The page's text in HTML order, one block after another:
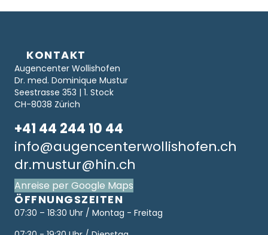
KONTAKT
Augencenter Wollishofen
Dr. med. Dominique Mustur
Seestrasse 353 | 1. Stock
CH-8038 Zürich
+41 44 244 10 44
info@augencenterwollishofen.ch
dr.mustur@hin.ch
Anreise per Google Maps
ÖFFNUNGSZEITEN
07:30 – 18:30 Uhr / Montag - Freitag